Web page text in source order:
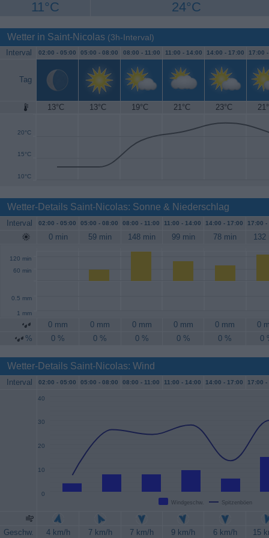
11°C 24°C
Wetter in Saint-Nicolas (3h-Interval)
Interval 02:00 - 05:00 05:00 - 08:00 08:00 - 11:00 11:00 - 14:00 14:00 - 17:00 17:00
Tag
13°C 13°C 19°C 21°C 23°C
10°C
15°C
20°C
25°C
Wetter-Details Saint-Nicolas: Sonne & Niederschlag
Interval 02:00 - 05:00 05:00 - 08:00 08:00 - 11:00 11:00 - 14:00 14:00 - 17:00 17:00 -
0 min 59 min 148 min 99 min 78 min 132
60 min
120 min
0.5 mm
1 mm
0 mm 0 mm 0 mm 0 mm 0 mm
0
%
0 % 0 % 0 % 0 % 0 % 0
Wetter-Details Saint-Nicolas: Wind
Interval 02:00 - 05:00 05:00 - 08:00 08:00 - 11:00 11:00 - 14:00 14:00 - 17:00 17:00 -
Windgeschw. Spitzenböen
0
10
20
30
40
Geschw. 4 km/h 7 km/h 7 km/h 9 km/h 6 km/h
15